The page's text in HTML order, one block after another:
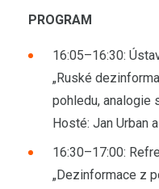
PROGRAM
16:05–16:30:
„Ruské
pohledu, analogie
Hosté: Jan Urban
16:30–17:00:
„Dezinformace z